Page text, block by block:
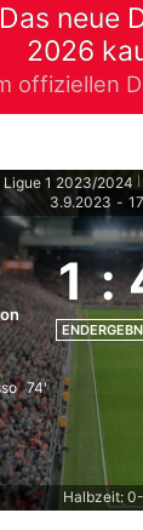
Das neue
2026
offiziellen
Ligue 1 2023/2024
3.9.2023 -
1 :
74'
Halbzeit: